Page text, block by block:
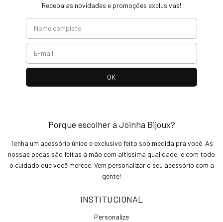
Receba as novidades e promoções exclusivas!
Porque escolher a Joinha Bijoux?
Tenha um acessório único e exclusivo feito sob medida pra você. As
nossas peças são feitas à mão com altíssima qualidade, e com todo
o cuidado que você merece. Vem personalizar o seu acessório com a
gente!
INSTITUCIONAL
Personalize